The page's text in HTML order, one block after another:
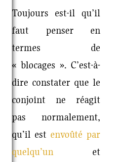
Toujours est-il qu’il
faut penser en
termes de
« blocages ». C’est-à-
dire constater que le
conjoint ne réagit
pas normalement,
qu’il estenvoûté par
quelqu’un et